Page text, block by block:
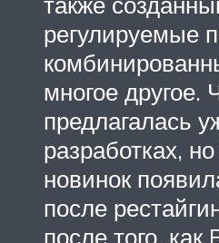
регулируемые
многое другое.
предлагалась
разработках,
новинок
после
после того, как